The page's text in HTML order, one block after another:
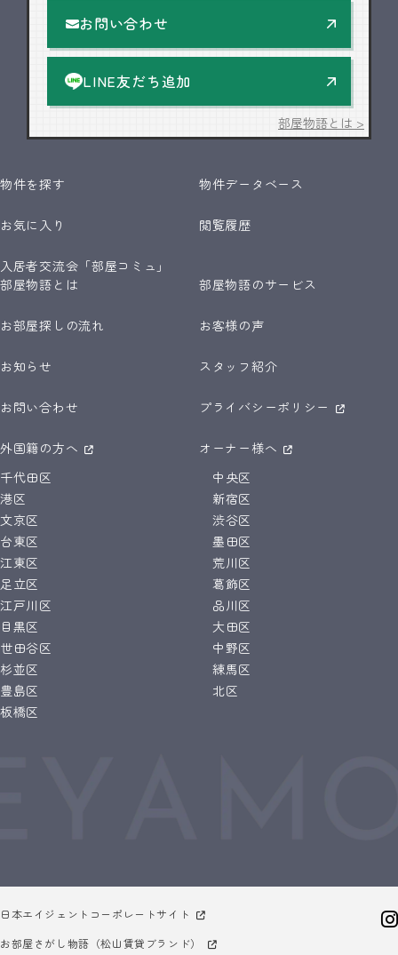
お問い合わせ
LINE友だち追加
部屋物語とは >
物件を探す 物件データベース
お気に入り 閲覧履歴
入居者交流会「部屋コミュ」
部屋物語とは
部屋物語のサービス
お部屋探しの流れ お客様の声
お知らせ スタッフ紹介
お問い合わせ プライバシーポリシー
外国籍の方へ
オーナー様へ
千代田区
中央区
港区
新宿区
文京区
渋谷区
台東区
墨田区
江東区
荒川区
足立区
葛飾区
江戸川区
品川区
目黒区
大田区
世田谷区
中野区
杉並区
練馬区
豊島区
北区
板橋区
日本エイジェントコーポレートサイト
お部屋さがし物語（松山賃貸ブランド）